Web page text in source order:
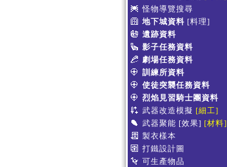
怪物導覽搜尋
地下城資料 [料理]
遺跡資料
影子任務資料
劇場任務資料
訓練所資料
使徒突襲任務資料
烈焰見習騎士團資料
武器改造模擬 [細工]
武器聚能 [效果] [材料]
製衣樣本
打鐵設計圖
可生產物品